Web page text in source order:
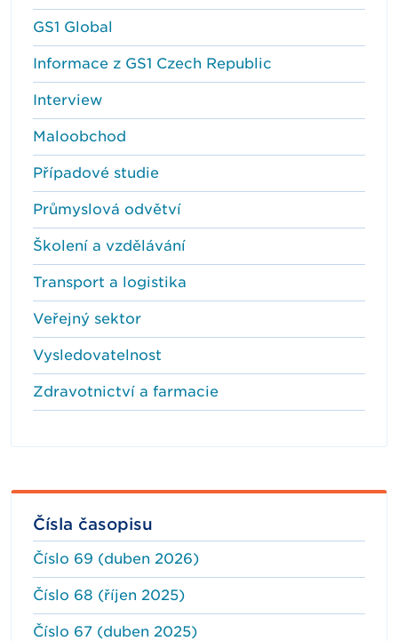
GS1 Global
Informace z GS1 Czech Republic
Interview
Maloobchod
Případové studie
Průmyslová odvětví
Školení a vzdělávání
Transport a logistika
Veřejný sektor
Vysledovatelnost
Zdravotnictví a farmacie
Čísla časopisu
Číslo 69 (duben 2026)
Číslo 68 (říjen 2025)
Číslo 67 (duben 2025)